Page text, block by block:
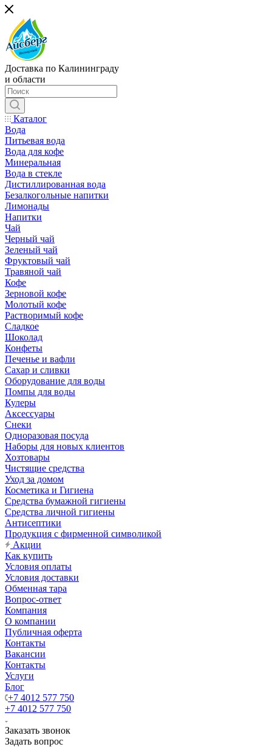
Доставка по Калининграду
и области
Каталог
Вода
Питьевая вода
Вода для кофе
Минеральная
Вода в стекле
Дистиллированная вода
Безалкогольные напитки
Лимонады
Напитки
Чай
Черный чай
Зеленый чай
Фруктовый чай
Травяной чай
Кофе
Зерновой кофе
Молотый кофе
Растворимый кофе
Сладкое
Шоколад
Конфеты
Печенье и вафли
Сахар и сливки
Оборудование для воды
Помпы для воды
Кулеры
Аксессуары
Снеки
Одноразовая посуда
Наборы для новых клиентов
Хозтовары
Чистящие средства
Уход за домом
Косметика и Гигиена
Средства бумажной гигиены
Средства личной гигиены
Антисептики
Продукция с фирменной символикой
Акции
Как купить
Условия оплаты
Условия доставки
Обменная тара
Вопрос-ответ
Компания
О компании
Публичная оферта
Контакты
Вакансии
Контакты
Услуги
Блог
+7 4012 577 750
+7 4012 577 750
Заказать звонок
Задать вопрос